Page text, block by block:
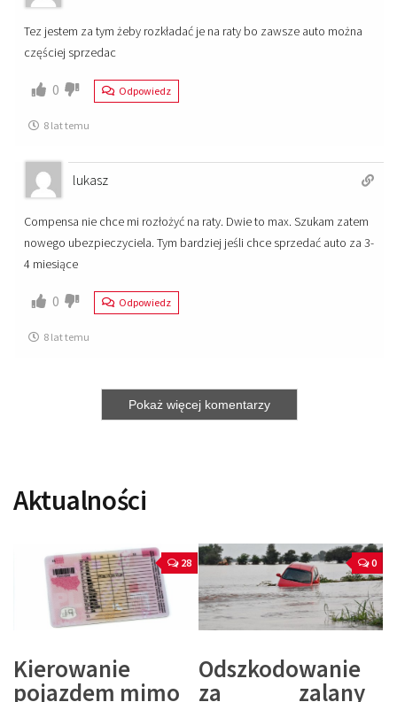
Tez jestem za tym żeby rozkładać je na raty bo zawsze auto można
częściej sprzedac
0 Odpowiedz
8 lat temu
lukasz
Compensa nie chce mi rozłożyć na raty. Dwie to max. Szukam zatem
nowego ubezpieczyciela. Tym bardziej jeśli chce sprzedać auto za 3-
4 miesiące
0 Odpowiedz
8 lat temu
Pokaż więcej komentarzy
Aktualności
28
Kierowanie
pojazdem mimo
0
Odszkodowanie
za zalany